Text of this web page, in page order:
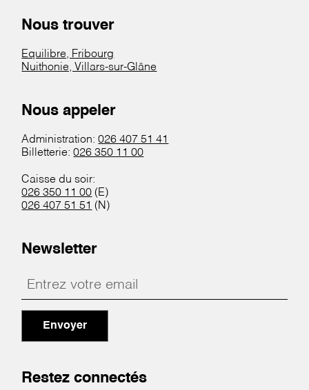
Nous trouver
Equilibre, Fribourg
Nuithonie, Villars-sur-Glâne
Nous appeler
Administration:026 407 51 41
Billetterie:026 350 11 00
Caisse du soir:
026 350 11 00 (E)
026 407 51 51 (N)
Newsletter
Envoyer
Restez connectés